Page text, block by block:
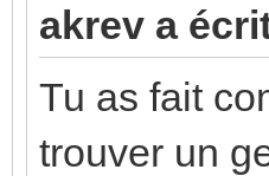
akrev a
Tu as fait
trouver un